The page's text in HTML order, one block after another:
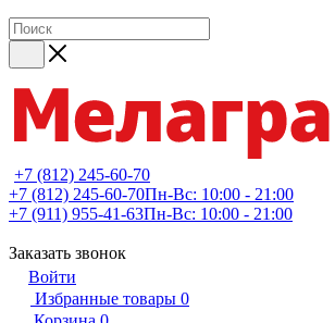
+7 (812) 245-60-70
+7 (812) 245-60-70Пн-Вс: 10:00 - 21:00
+7 (911) 955-41-63Пн-Вс: 10:00 - 21:00
Заказать звонок
Войти
Избранные товары 0